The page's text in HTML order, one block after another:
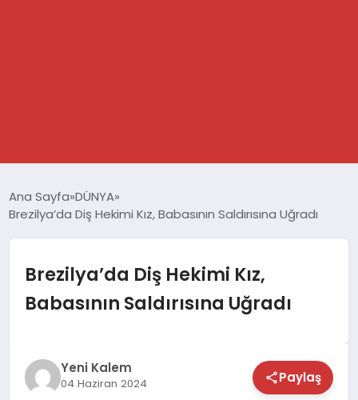
SPOR
DÜNYA
EKONOMİ
TEKNOLOJİ
Ana Sayfa DÜNYA
Brezilya’da Diş Hekimi Kız, Babasının Saldırısına Uğradı
Brezilya’da Diş Hekimi Kız,
Babasının Saldırısına Uğradı
Yeni Kalem
04 Haziran 2024 Paylaş